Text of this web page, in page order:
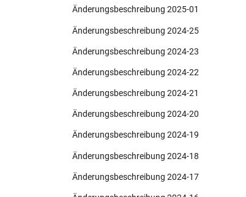
Änderungsbeschreibung 2025-01
Änderungsbeschreibung 2024-25
Änderungsbeschreibung 2024-23
Änderungsbeschreibung 2024-22
Änderungsbeschreibung 2024-21
Änderungsbeschreibung 2024-20
Änderungsbeschreibung 2024-19
Änderungsbeschreibung 2024-18
Änderungsbeschreibung 2024-17